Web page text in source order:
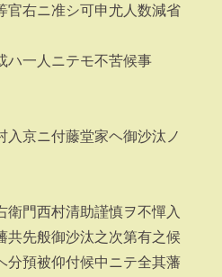
官右ニ准シ可申尤人数減省
ハ一人ニテモ不苦候事
入京ニ付藤堂家ヘ御沙汰ノ
衛門西村清助謹慎ヲ不憚入
共先般御沙汰之次第有之候
分預被仰付候中ニテ全其藩